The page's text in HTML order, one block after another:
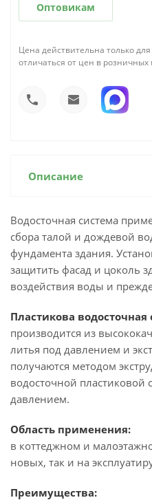
Оптовикам
Цена действительна только
отличаться от цен в розничных
Описание
Водосточная система
сбора талой и дождевой
фундамента здания.
защитить фасад и цоколь
воздействия воды и
Пластикова
производится из
литья под давлением и
получаются методом
водосточной пластиковой
давлением.
Область применения:
в коттеджном и
новых, так и на
Преимущества: